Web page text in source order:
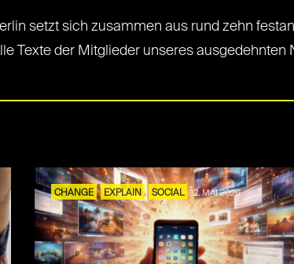
setzt sich zusammen aus rund zehn
Texte der Mitglieder unseres
CHANGE EXPLAIN SOCIAL 12. MAI 2026